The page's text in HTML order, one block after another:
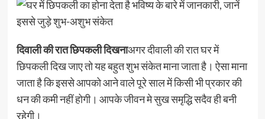
दिवाली की रात छिपकली दिखनाअगर दीवाली की रात घर में
छिपकली दिख जाए तो यह बहुत शुभ संकेत माना जाता है। ऐसा माना
जाता है कि इससे आपको आने वाले पूरे साल में किसी भी प्रकार की
धन की कमी नहीं होगी। आपके जीवन मे सुख समृद्धि सदैव ही बनी
रहेगी।